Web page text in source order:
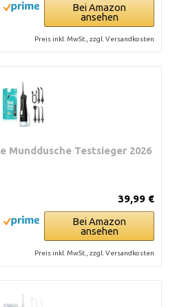
Bei Amazon
ansehen
Preis inkl. MwSt., zzgl. Versandkosten
Munddusche Testsieger 2026
39,99 €
Bei Amazon
ansehen
Preis inkl. MwSt., zzgl. Versandkosten